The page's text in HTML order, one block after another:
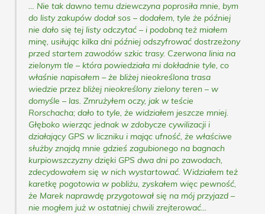
… Nie tak dawno temu dziewczyna poprosiła mnie, bym
do listy zakupów dodał sos – dodałem, tyle że później
nie dało się tej listy odczytać – i podobną też miałem
minę, usiłując kilka dni później odszyfrować dostrzeżony
przed startem zawodów szkic trasy. Czerwona linia na
zielonym tle – która powiedziała mi dokładnie tyle, co
właśnie napisałem – że bliżej nieokreślona trasa
wiedzie przez bliżej nieokreślony zielony teren – w
domyśle – las. Zmrużyłem oczy, jak w teście
Rorschacha; dało to tyle, że widziałem jeszcze mniej.
Głęboko wierząc jednak w zdobycze cywilizacji i
działający GPS w liczniku i mając ufność, że właściwe
służby znajdą mnie gdzieś zagubionego na bagnach
kurpiowszczyzny dzięki GPS dwa dni po zawodach,
zdecydowałem się w nich wystartować. Widziałem też
karetkę pogotowia w pobliżu, zyskałem więc pewność,
że Marek naprawdę przygotował się na mój przyjazd –
nie mogłem już w ostatniej chwili zrejterować...